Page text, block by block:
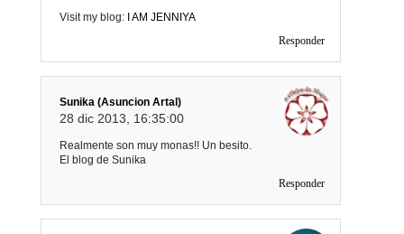
Visit my blog: I AM JENNIYA
Responder
Sunika (Asuncion Artal)
28 dic 2013, 16:35:00
Realmente son muy monas!! Un besito.
El blog de Sunika
Responder